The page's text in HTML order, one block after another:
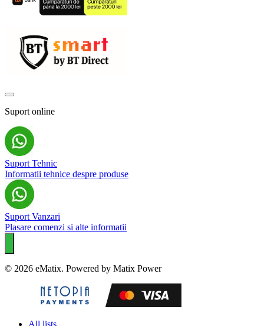
Suport online
Suport Tehnic
Informatii tehnice despre produse
Suport Vanzari
Plasare comenzi si alte informatii
© 2026 eMatix. Powered by Matix Power